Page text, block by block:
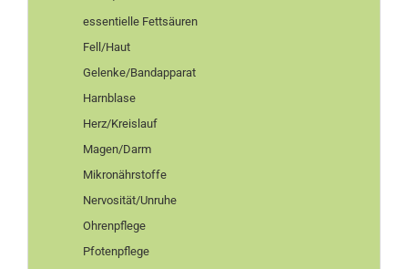
essentielle Fettsäuren
Fell/Haut
Gelenke/Bandapparat
Harnblase
Herz/Kreislauf
Magen/Darm
Mikronährstoffe
Nervosität/Unruhe
Ohrenpflege
Pfotenpflege